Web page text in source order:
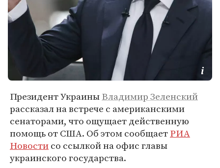
Президент УкраиныВладимир Зеленский
рассказал на встрече с американскими
сенаторами, что ощущает действенную
помощь от США. Об этом сообщаетРИА
Новостисо ссылкой на офис главы
украинского государства.